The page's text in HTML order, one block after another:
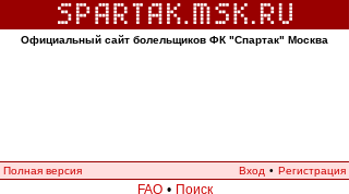
Официальный сайт болельщиков ФК "Спартак" Москва
Полная версия Вход • Регистрация
FAQ • Поиск